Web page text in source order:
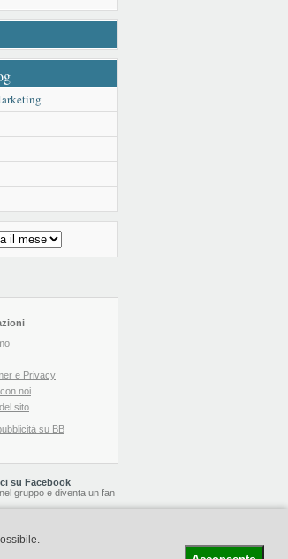
e Privacy
noi
sito
su BB
su Facebook
gruppo e diventa un fan
Web Marketing Turistico